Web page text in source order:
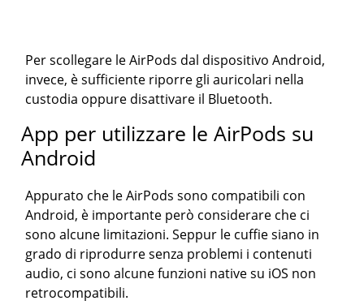
Per scollegare le AirPods dal dispositivo Android,
invece, è sufficiente riporre gli auricolari nella
custodia oppure disattivare il Bluetooth.
App per utilizzare le AirPods su
Android
Appurato che le AirPods sono compatibili con
Android, è importante però considerare che ci
sono alcune limitazioni. Seppur le cuffie siano in
grado di riprodurre senza problemi i contenuti
audio, ci sono alcune funzioni native su iOS non
retrocompatibili.